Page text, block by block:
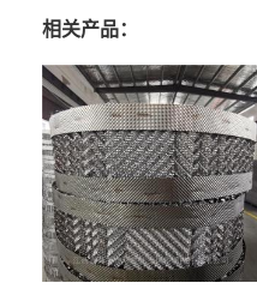
相关产品：